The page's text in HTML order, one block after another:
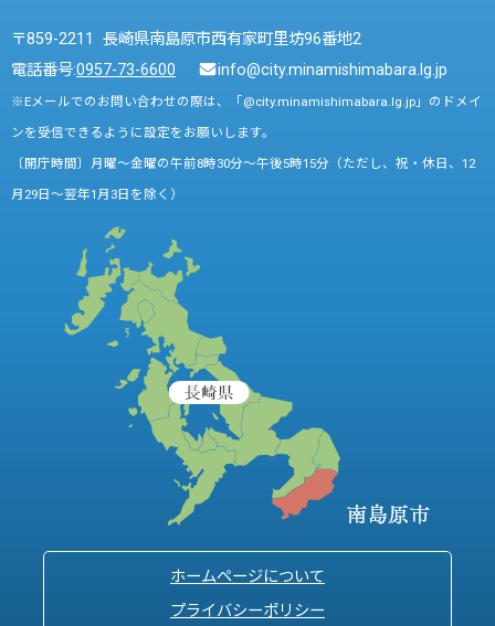
〒859-2211 長崎県南島原市西有家町里坊96番地2
電話番号:0957-73-6600 info@city.minamishimabara.lg.jp
※Eメールでのお問い合わせの際は、「@city.minamishimabara.lg.jp」のドメイ
ンを受信できるように設定をお願いします。
〔開庁時間〕月曜～金曜の午前8時30分～午後5時15分（ただし、祝・休日、12
月29日～翌年1月3日を除く）
ホームページについて
プライバシーポリシー